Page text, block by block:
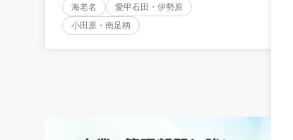
海老名
愛甲石田・伊勢原
小田原・南足柄